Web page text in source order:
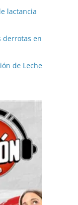
lactancia
derrotas en
de Leche